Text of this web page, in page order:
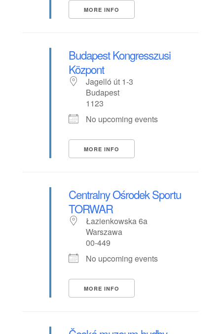
MORE INFO
Budapest Kongresszusi
Központ
Jagelló út 1-3
Budapest
1123
No upcoming events
MORE INFO
Centralny Ośrodek Sportu
TORWAR
Łazienkowska 6a
Warszawa
00-449
No upcoming events
MORE INFO